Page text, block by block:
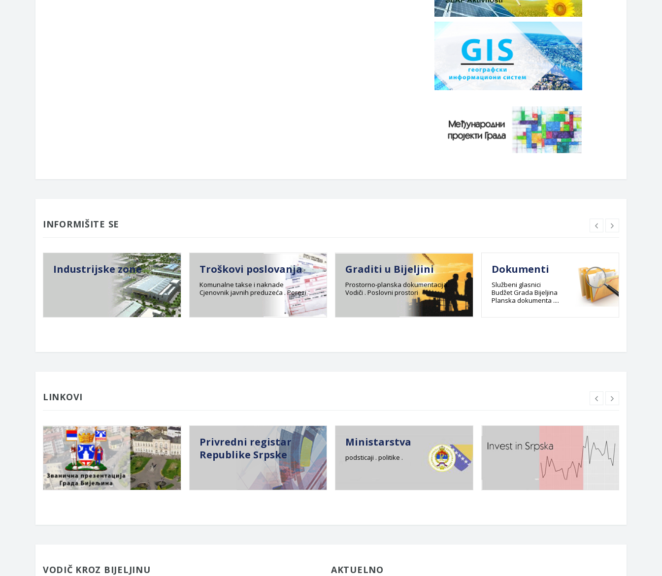
INFORMIŠITE SE
Industrijske zone Troškovi poslovanja
Komunalne takse i naknade
Cjenovnik javnih preduzeća . Porezi
Graditi u Bijeljini
Prostorno-planska dokumentacija.
Vodiči . Poslovni prostori
Dokumenti
Službeni glasnici
Budžet Grada Bijeljina
Planska dokumenta ....
LINKOVI
Privredni registar
Republike Srpske
Ministarstva
podsticaji . politike .
VODIČ KROZ BIJELJINU AKTUELNO